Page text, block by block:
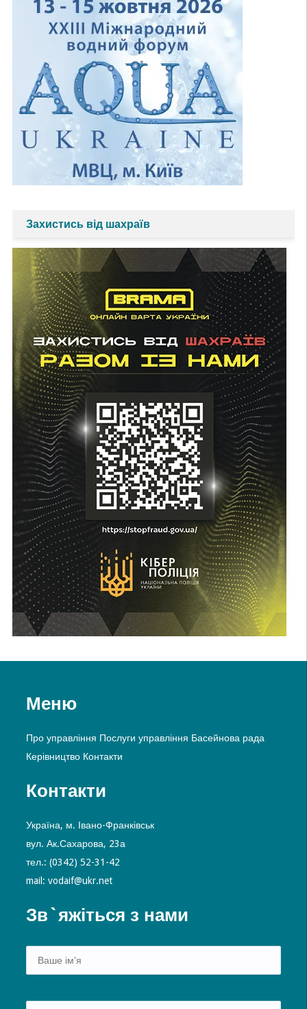
Захистись від шахраїв
Меню
Про управління Послуги управління Басейнова рада
Керівництво Контакти
Контакти
Україна, м. Івано-Франківськ
вул. Ак.Сахарова, 23а
тел.: (0342) 52-31-42
mail: vodaif@ukr.net
Зв`яжіться з нами